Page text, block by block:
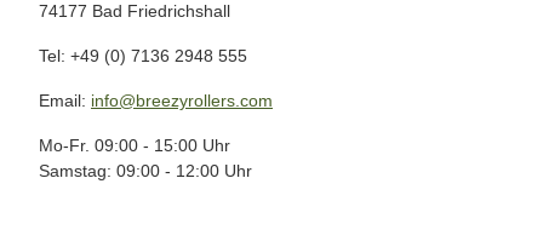
74177 Bad Friedrichshall
Tel: +49 (0) 7136 2948 555
Email: info@breezyrollers.com
Mo-Fr. 09:00 - 15:00 Uhr
Samstag: 09:00 - 12:00 Uhr